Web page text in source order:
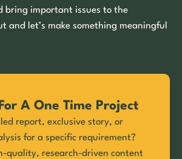
bring important issues to the
and let’s make something meaningful
A One Time Project
report, exclusive story, or
for a specific requirement?
quality, research-driven content